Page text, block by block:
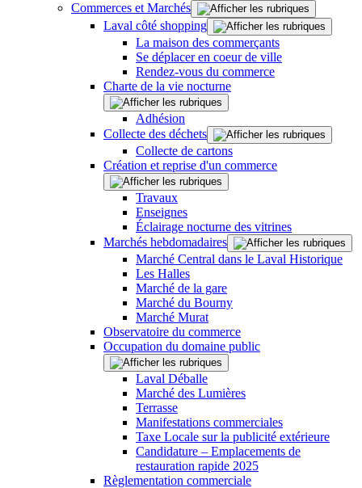
Commerces et Marchés
Laval côté shopping
La maison des commerçants
Se déplacer en coeur de ville
Rendez-vous du commerce
Charte de la vie nocturne
Adhésion
Collecte des déchets
Collecte de cartons
Création et reprise d'un commerce
Travaux
Enseignes
Éclairage nocturne des vitrines
Marchés hebdomadaires
Marché Central dans le Laval Historique
Les Halles
Marché de la gare
Marché du Bourny
Marché Murat
Observatoire du commerce
Occupation du domaine public
Laval Déballe
Marché des Lumières
Terrasse
Manifestations commerciales
Taxe Locale sur la publicité extérieure
Candidature – Emplacements de
restauration rapide 2025
Règlementation commerciale